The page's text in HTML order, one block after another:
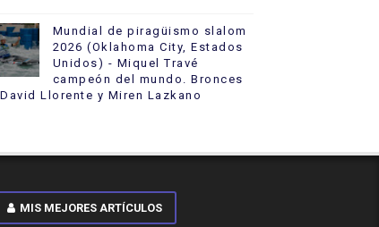
Mundial de piragüismo slalom
2026 (Oklahoma City, Estados
Unidos) - Miquel Travé
campeón del mundo. Bronces
Llorente y Miren Lazkano
MIS MEJORES ARTÍCULOS